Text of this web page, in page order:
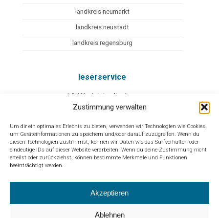
Zustimmung verwalten
Um dir ein optimales Erlebnis zu bieten, verwenden wir Technologien wie Cookies,
um Geräteinformationen zu speichern und/oder darauf zuzugreifen. Wenn du
diesen Technologien zustimmst, können wir Daten wie das Surfverhalten oder
eindeutige IDs auf dieser Website verarbeiten. Wenn du deine Zustimmung nicht
erteilst oder zurückziehst, können bestimmte Merkmale und Funktionen
beeinträchtigt werden.
Akzeptieren
Ablehnen
landkreis neumarkt
landkreis neustadt
landkreis regensburg
leserservice
eLOKAL - jetzt online lesen
mediadaten
facebook
instagram
branchenbuch
weitere
impressum